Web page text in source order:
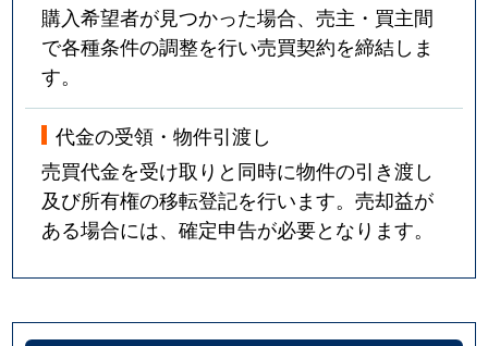
購入希望者が見つかった場合、売主・買主間
で各種条件の調整を行い売買契約を締結しま
す。
代金の受領・物件引渡し
売買代金を受け取りと同時に物件の引き渡し
及び所有権の移転登記を行います。売却益が
ある場合には、確定申告が必要となります。